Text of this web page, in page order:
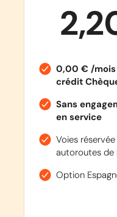
0,00 € /mois
crédit
Sans
en service
Voies
autoroutes de
Option